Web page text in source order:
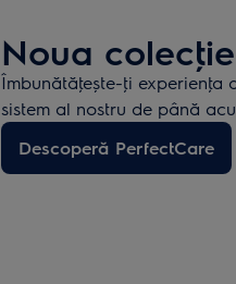
Noua
Îmbunătăţește-ţi experienţa
sistem al nostru de până
Descoperă PerfectCare